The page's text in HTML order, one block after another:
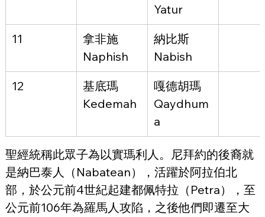
Yatur
11
拿非施
Naphish
納比斯
Nabish
12
基底瑪
Kedemah
嘎德胡瑪
Qaydhum
a
聖經統稱此眾子為以實瑪利人。尼拜約的後裔就
是納巴泰人（Nabatean），活躍於阿拉伯北
部，於公元前4世紀起建都佩特拉（Petra），至
公元前106年為羅馬人攻陷，之後他們即遷至大